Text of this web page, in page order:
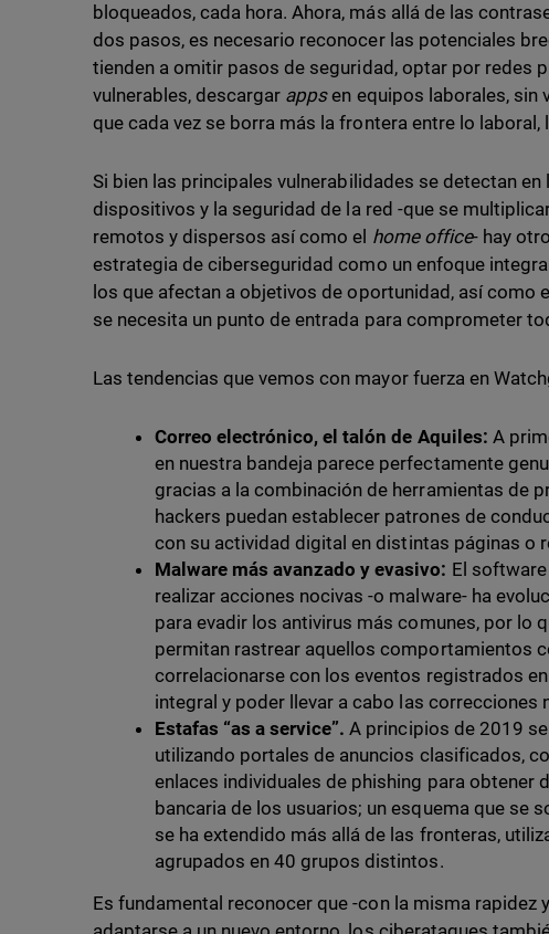
bloqueados, cada hora. Ahora, más allá de las
dos pasos, es necesario reconocer las potenciales
tienden a omitir pasos de seguridad, optar por redes
vulnerables, descargar appsen equipos laborales, sin
que cada vez se borra más la frontera entre lo laboral,
Si bien las principales vulnerabilidades se detectan
dispositivos y la seguridad de la red -que se
remotos y dispersos así como el home office- hay
estrategia de ciberseguridad como un enfoque
los que afectan a objetivos de oportunidad, así como
se necesita un punto de entrada para comprometer
Las tendencias que vemos con mayor fuerza en
Correo electrónico, el talón de Aquiles: A
en nuestra bandeja parece perfectamente
gracias a la combinación de herramientas de
hackers puedan establecer patrones de
con su actividad digital en distintas páginas o
Malware más avanzado y evasivo: El
realizar acciones nocivas -o malware- ha
para evadir los antivirus más comunes, por lo
permitan rastrear aquellos comportamientos
correlacionarse con los eventos registrados
integral y poder llevar a cabo las correcciones
Estafas “as a service”. A principios de 2019
utilizando portales de anuncios clasificados,
enlaces individuales de phishing para obtener
bancaria de los usuarios; un esquema que se
se ha extendido más allá de las fronteras,
agrupados en 40 grupos distintos.
Es fundamental reconocer que -con la misma rapidez